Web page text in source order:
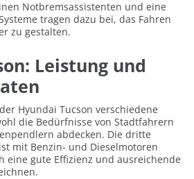
Notbremsassistenten und eine
tragen dazu bei, das Fahren
zu gestalten.
Leistung und
Hyundai Tucson verschiedene
die Bedürfnisse von Stadtfahrern
abdecken. Die dritte
mit Benzin- und Dieselmotoren
eine gute Effizienz und ausreichende